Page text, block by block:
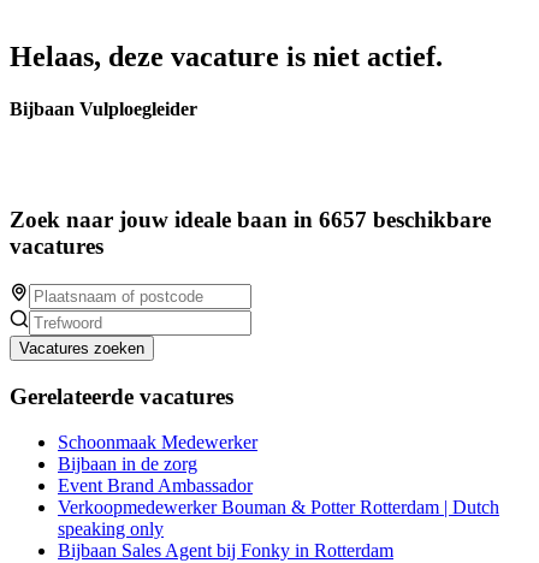
Helaas, deze vacature is niet actief.
Bijbaan Vulploegleider
Zoek naar jouw ideale baan in 6657 beschikbare
vacatures
Vacatures zoeken
Gerelateerde vacatures
Schoonmaak Medewerker
Bijbaan in de zorg
Event Brand Ambassador
Verkoopmedewerker Bouman & Potter Rotterdam | Dutch
speaking only
Bijbaan Sales Agent bij Fonky in Rotterdam